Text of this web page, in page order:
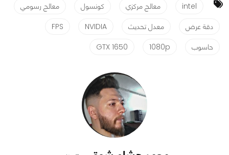
intel معالج مركزي كونسول
معالج رسومي
دقة عرض
معدل تحديث NVIDIA
FPS
حاسوب
1080p
GTX 1650